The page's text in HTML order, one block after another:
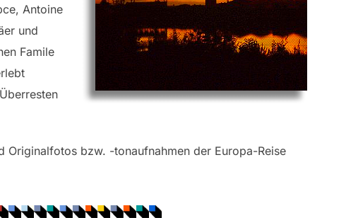
Antoine
und
Famile
Originalfotos bzw. -tonaufnahmen der Europa-Reise